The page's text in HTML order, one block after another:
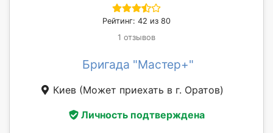
Рейтинг: 42 из 80
1 отзывов
Бригада "Мастер+"
Киев (Может приехать в г. Оратов)
Личность подтверждена